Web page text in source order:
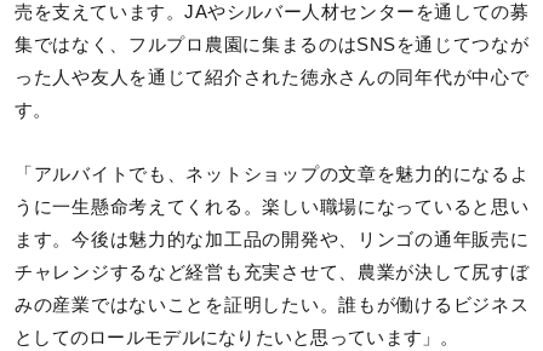
売を支えています。JAやシルバー人材センターを通しての募
集ではなく、フルプロ農園に集まるのはSNSを通じてつなが
った人や友人を通じて紹介された徳永さんの同年代が中心で
す。
「アルバイトでも、ネットショップの文章を魅力的になるよ
うに一生懸命考えてくれる。楽しい職場になっていると思い
ます。今後は魅力的な加工品の開発や、リンゴの通年販売に
チャレンジするなど経営も充実させて、農業が決して尻すぼ
みの産業ではないことを証明したい。誰もが働けるビジネス
としてのロールモデルになりたいと思っています」。